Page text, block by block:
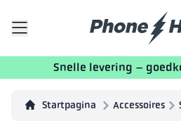
Snelle levering –
Startpagina Accessoires